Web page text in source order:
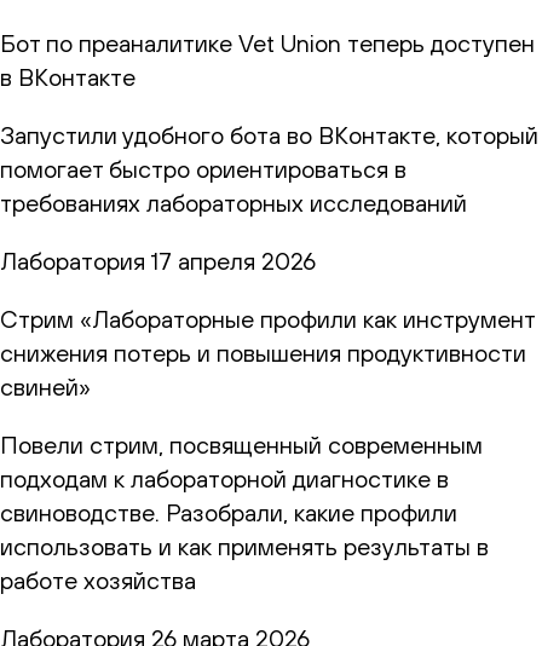
Бот по преаналитике Vet Union теперь доступен
в ВКонтакте
Запустили удобного бота во ВКонтакте, который
помогает быстро ориентироваться в
требованиях лабораторных исследований
Лаборатория 17 апреля 2026
Стрим «Лабораторные профили как инструмент
снижения потерь и повышения продуктивности
свиней»
Повели стрим, посвященный современным
подходам к лабораторной диагностике в
свиноводстве. Разобрали, какие профили
использовать и как применять результаты в
работе хозяйства
Лаборатория 26 марта 2026